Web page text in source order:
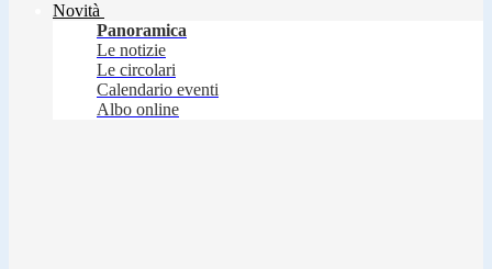
Novità
Panoramica
Le notizie
Le circolari
Calendario eventi
Albo online